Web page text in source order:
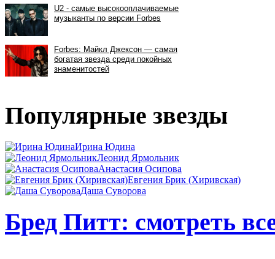
Популярные звезды
Ирина Юдина
Леонид Ярмольник
Анастасия Осипова
Евгения Брик (Хиривская)
Даша Суворова
Бред Питт: смотреть